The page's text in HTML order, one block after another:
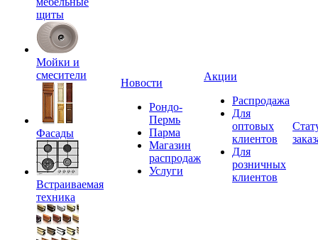
щиты
Мойки и
смесители
Фасады
Встраиваемая
техника
Новости
Рондо-
Пермь
Парма
Магазин
распродаж
Услуги
Акции
Распродажа
Для
оптовых
клиентов
Для
розничных
клиентов